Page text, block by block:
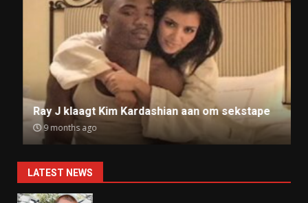
Ray J klaagt Kim Kardashian aan om sekstape
9 months ago
LATEST NEWS